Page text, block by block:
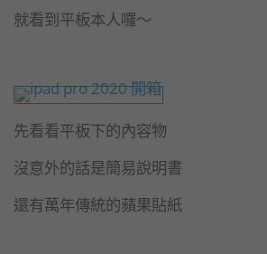
就看到平板本人囉～
先看看平板下的內容物
沒意外的話是簡易說明書
還有萬年傳統的蘋果貼紙